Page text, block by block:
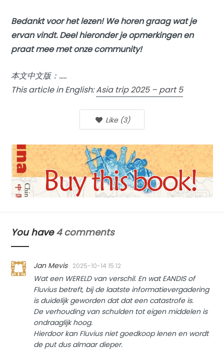
Bedankt voor het lezen! We horen graag wat je
ervan vindt. Deel hieronder je opmerkingen en
praat mee met onze community!
本文中文版：…..
This article in English:Asia trip 2025 – part 5
Like (3)
You have4 comments
Jan Mevis 2025-10-14 15:12
Wat een WERELD van verschil. En wat EANDIS of
Fluvius betreft, bij de laatste informatievergadering
is duidelijk geworden dat dat een catastrofe is.
De verhouding van schulden tot eigen middelen is
ondraaglijk hoog.
Hierdoor kan Fluvius niet goedkoop lenen en wordt
de put dus almaar dieper.